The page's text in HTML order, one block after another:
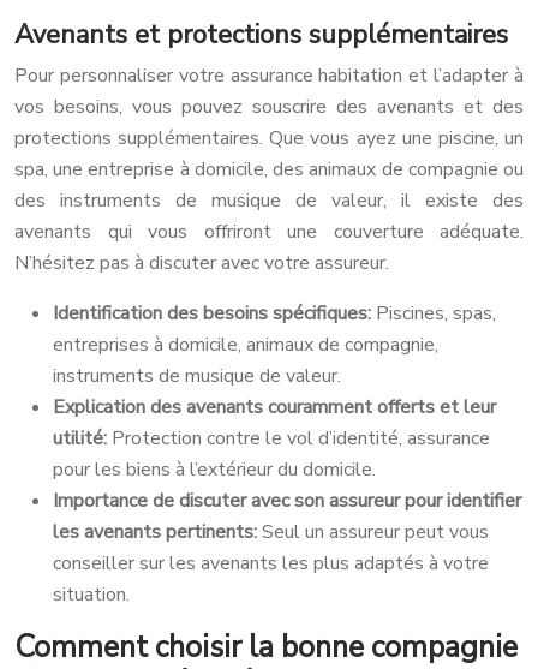
Avenants et protections supplémentaires
Pour personnaliser votre assurance habitation et l’adapter à
vos besoins, vous pouvez souscrire des avenants et des
protections supplémentaires. Que vous ayez une piscine, un
spa, une entreprise à domicile, des animaux de compagnie ou
des instruments de musique de valeur, il existe des
avenants qui vous offriront une couverture adéquate.
N’hésitez pas à discuter avec votre assureur.
Identification des besoins spécifiques: Piscines, spas,
entreprises à domicile, animaux de compagnie,
instruments de musique de valeur.
Explication des avenants couramment offerts et leur
utilité: Protection contre le vol d’identité, assurance
pour les biens à l’extérieur du domicile.
Importance de discuter avec son assureur pour identifier
les avenants pertinents:Seul un assureur peut vous
conseiller sur les avenants les plus adaptés à votre
situation.
Comment choisir la bonne compagnie